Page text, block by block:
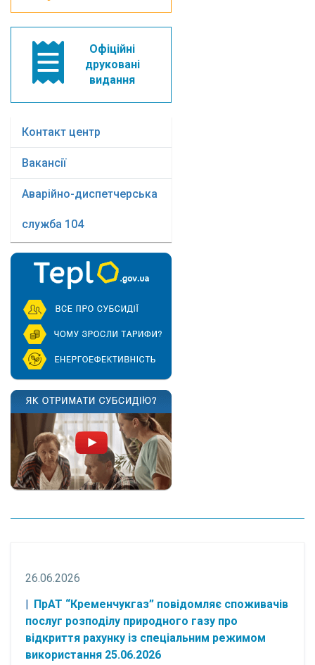
Офіційні
друковані
видання
Контакт центр
Вакансії
Аварійно-диспетчерська
служба 104
26.06.2026
ПрАТ “Кременчукгаз” повідомляє споживачів
послуг розподілу природного газу про
відкриття рахунку із спеціальним режимом
використання 25.06.2026